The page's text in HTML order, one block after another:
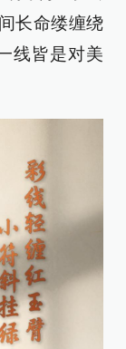
长命缕缠绕
线皆是对美